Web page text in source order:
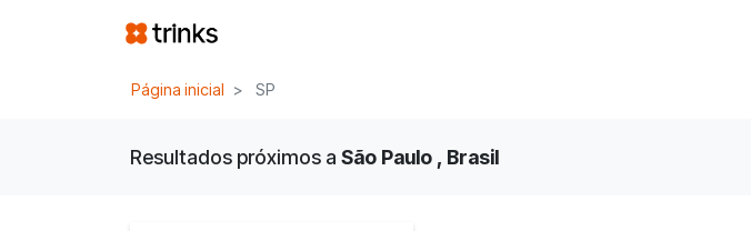
Página inicial SP
Resultados próximos a São Paulo , Brasil